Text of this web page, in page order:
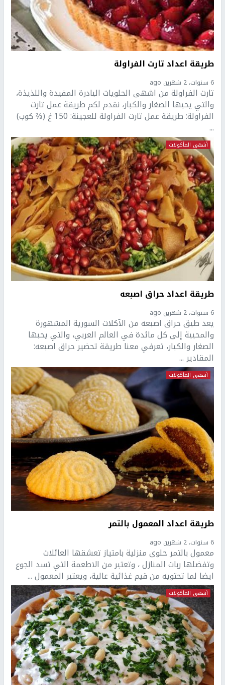
طريقة اعداد تارت الفراولة
6 سنوات، 2 شهرين ago
تارت الفراولة من اشهى الحلويات البادرة المفيدة واللذيذة،
والتي يحبها الصغار والكبار، نقدم لكم طريقة عمل تارت
الفراولة: طريقة عمل تارت الفراولة للعجينة: 150 غ (⅔ كوب)
...
أشهى المأكولات
طريقة اعداد حراق اصبعه
6 سنوات، 2 شهرين ago
يعد طبق حراق اصبعه من الآكلات السورية المشهورة
والمحببة إلى كل مائدة في العالم العربي، والتي يحبها
الصغار والكبار، تعرفي معنا طريقة تحضير حراق اصبعه:
المقادير ...
أشهى المأكولات
طريقة اعداد المعمول بالتمر
6 سنوات، 2 شهرين ago
معمول بالتمر حلوى منزلية بامتياز تعشقها العائلات
وتفضلها ربات المنازل ، وتعتبر من الاطعمة التي تسد الجوع
ايضا لما تحتويه من قيم غذائية عالية، ويعتبر المعمول ...
أشهى المأكولات